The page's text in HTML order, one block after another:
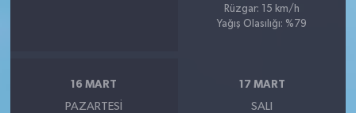
Rüzgar: 15 km/h
Yağış Olasılığı: %79
16 MART
PAZARTESI
17 MART
SALI